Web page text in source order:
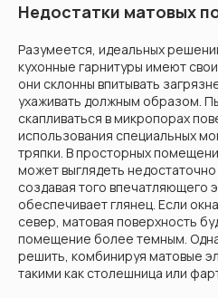
Недостатки матовых
Разумеется, идеальных
кухонные гарнитуры имеют
они склонны впитывать
ухаживать должным образом.
скапливаться в микропорах
использования специальных
тряпки. В просторных
может выглядеть
создавая того впечатляющего
обеспечивает глянец. Если
север, матовая поверхность
помещение более темным.
решить, комбинируя матовые
такими как столешница или